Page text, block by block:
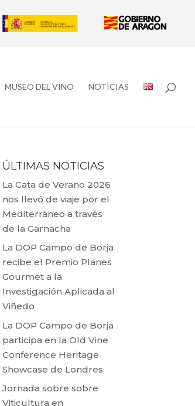
MUSEO DEL VINO NOTICIAS
ÚLTIMAS NOTICIAS
La Cata de Verano 2026
nos llevó de viaje por el
Mediterráneo a través
de la Garnacha
La DOP Campo de Borja
recibe el Premio Planes
Gourmet a la
Investigación Aplicada al
Viñedo
La DOP Campo de Borja
participa en la Old Vine
Conference Heritage
Showcase de Londres
Jornada sobre sobre
Viticultura en